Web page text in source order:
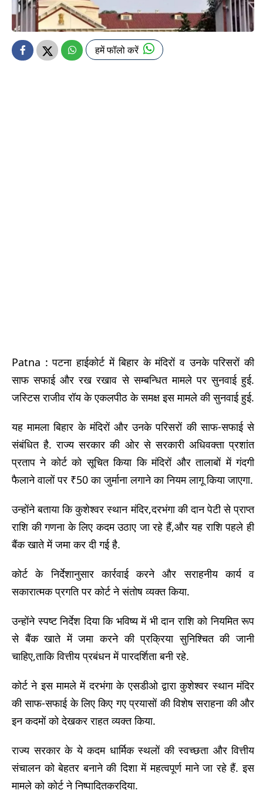
हमें फॉलो करें
Patna : पटना हाईकोर्ट में बिहार के मंदिरों व उनके परिसरों की
साफ सफाई और रख रखाव से सम्बन्धित मामले पर सुनवाई हुई.
जस्टिस राजीव रॉय के एकलपीठ के समक्ष इस मामले की सुनवाई हुई.
यह मामला बिहार के मंदिरों और उनके परिसरों की साफ-सफाई से
संबंधित है. राज्य सरकार की ओर से सरकारी अधिवक्ता प्रशांत
प्रताप ने कोर्ट को सूचित किया कि मंदिरों और तालाबों में गंदगी
फैलाने वालों पर ₹50 का जुर्माना लगाने का नियम लागू किया जाएगा.
उन्होंने बताया कि कुशेश्वर स्थान मंदिर,दरभंगा की दान पेटी से प्राप्त
राशि की गणना के लिए कदम उठाए जा रहे हैं,और यह राशि पहले ही
बैंक खाते में जमा कर दी गई है.
कोर्ट के निर्देशानुसार कार्रवाई करने और सराहनीय कार्य व
सकारात्मक प्रगति पर कोर्ट ने संतोष व्यक्त किया.
उन्होंने स्पष्ट निर्देश दिया कि भविष्य में भी दान राशि को नियमित रूप
से बैंक खाते में जमा करने की प्रक्रिया सुनिश्चित की जानी
चाहिए,ताकि वित्तीय प्रबंधन में पारदर्शिता बनी रहे.
कोर्ट ने इस मामले में दरभंगा के एसडीओ द्वारा कुशेश्वर स्थान मंदिर
की साफ-सफाई के लिए किए गए प्रयासों की विशेष सराहना की और
इन कदमों को देखकर राहत व्यक्त किया.
राज्य सरकार के ये कदम धार्मिक स्थलों की स्वच्छता और वित्तीय
संचालन को बेहतर बनाने की दिशा में महत्वपूर्ण माने जा रहे हैं. इस
मामले को कोर्ट ने निष्पादितकरदिया.